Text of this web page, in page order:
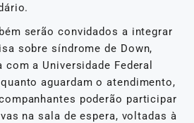
serão convidados a integrar
sobre síndrome de Down,
a Universidade Federal
aguardam o atendimento,
poderão participar
na sala de espera, voltadas à